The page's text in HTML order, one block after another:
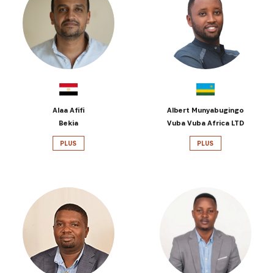
Alaa Afifi
Bekia
PLUS
Albert Munyabugingo
Vuba Vuba Africa LTD
PLUS